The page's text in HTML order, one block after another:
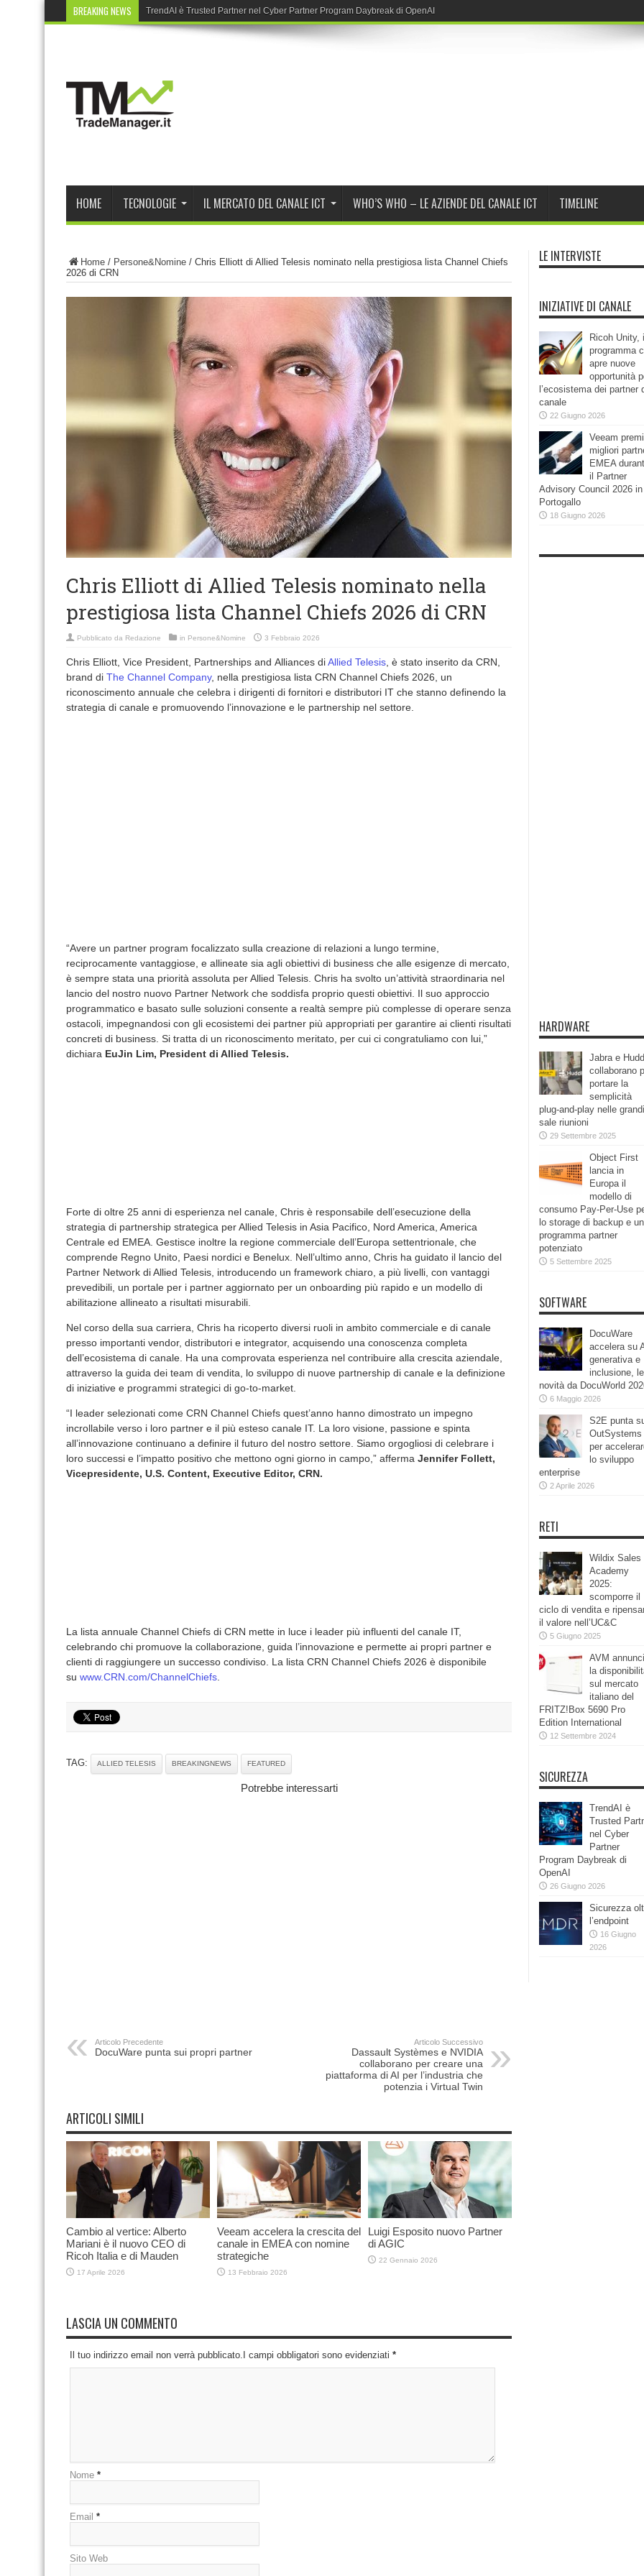
BREAKING NEWS TrendAI è Trusted Partner nel Cyber Partner Program Daybreak di OpenAI
HOME TECNOLOGIE IL MERCATO DEL CANALE ICT WHO’S WHO – LE AZIENDE DEL CANALE ICT TIMELINE
Home / Persone&Nomine / Chris Elliott di Allied Telesis nominato nella prestigiosa lista Channel Chiefs
2026 di CRN
Chris Elliott di Allied Telesis nominato nella
prestigiosa lista Channel Chiefs 2026 di CRN
Pubblicato da Redazione in Persone&Nomine 3 Febbraio 2026
Chris Elliott, Vice President, Partnerships and Alliances diAllied Telesis, è stato inserito da CRN,
brand di The Channel Company, nella prestigiosa lista CRN Channel Chiefs 2026, un
riconoscimento annuale che celebra i dirigenti di fornitori e distributori IT che stanno definendo la
strategia di canale e promuovendo l’innovazione e le partnership nel settore.
“Avere un partner program focalizzato sulla creazione di relazioni a lungo termine,
reciprocamente vantaggiose, e allineate sia agli obiettivi di business che alle esigenze di mercato,
è sempre stata una priorità assoluta per Allied Telesis. Chris ha svolto un’attività straordinaria nel
lancio del nostro nuovo Partner Network che soddisfa proprio questi obiettivi. Il suo approccio
programmatico e basato sulle soluzioni consente a realtà sempre più complesse di operare senza
ostacoli, impegnandosi con gli ecosistemi dei partner più appropriati per garantire ai clienti risultati
concreti di business. Si tratta di un riconoscimento meritato, per cui ci congratuliamo con lui,”
dichiara EuJin Lim, President di Allied Telesis.
Forte di oltre 25 anni di esperienza nel canale, Chris è responsabile dell’esecuzione della
strategia di partnership strategica per Allied Telesis in Asia Pacifico, Nord America, America
Centrale ed EMEA. Gestisce inoltre la regione commerciale dell’Europa settentrionale, che
comprende Regno Unito, Paesi nordici e Benelux. Nell’ultimo anno, Chris ha guidato il lancio del
Partner Network di Allied Telesis, introducendo un framework chiaro, a più livelli, con vantaggi
prevedibili, un portale per i partner aggiornato per un onboarding più rapido e un modello di
abilitazione allineato a risultati misurabili.
Nel corso della sua carriera, Chris ha ricoperto diversi ruoli in ambito commerciale e di canale
presso importanti vendor, distributori e integrator, acquisendo una conoscenza completa
dell’ecosistema di canale. Ha una comprovata esperienza nel contribuire alla crescita aziendale,
attraverso la guida dei team di vendita, lo sviluppo di nuove partnership di canale e la definizione
di iniziative e programmi strategici di go-to-market.
“I leader selezionati come CRN Channel Chiefs quest’anno hanno dimostrato un impegno
incrollabile verso i loro partner e il più esteso canale IT. La loro visione, passione e spinta
all’innovazione continuano a definire il futuro del nostro settore. Siamo orgogliosi di celebrare i
loro successi e l’impatto positivo che mettono ogni giorno in campo,” afferma Jennifer Follett,
Vicepresidente, U.S. Content, Executive Editor, CRN.
La lista annuale Channel Chiefs di CRN mette in luce i leader più influenti del canale IT,
celebrando chi promuove la collaborazione, guida l’innovazione e permette ai propri partner e
clienti di raggiungere un successo condiviso. La lista CRN Channel Chiefs 2026 è disponibile
su www.CRN.com/ChannelChiefs.
TAG: ALLIED TELESIS BREAKINGNEWS FEATURED
Potrebbe interessarti
Articolo Precedente
DocuWare punta sui propri partner
Articolo Successivo
Dassault Systèmes e NVIDIA
collaborano per creare una
piattaforma di AI per l’industria che
potenzia i Virtual Twin
ARTICOLI SIMILI
Cambio al vertice: Alberto
Mariani è il nuovo CEO di
Ricoh Italia e di Mauden
17 Aprile 2026
Veeam accelera la crescita del
canale in EMEA con nomine
strategiche
13 Febbraio 2026
Luigi Esposito nuovo Partner
di AGIC
22 Gennaio 2026
LASCIA UN COMMENTO
Il tuo indirizzo email non verrà pubblicato.I campi obbligatori sono evidenziati *
Nome *
Email *
Sito Web
LE INTERVISTE
INIZIATIVE DI CANALE
Ricoh Unity, il
programma
apre nuove
opportunità
l’ecosistema dei partner
canale
22 Giugno 2026
Veeam
migliori
EMEA
il Partner
Advisory Council 2026 in
Portogallo
18 Giugno 2026
HARDWARE
Jabra e
collaborano
portare la
semplicità
plug-and-play nelle grandi
sale riunioni
29 Settembre 2025
Object First
lancia in
Europa il
modello di
consumo Pay-Per-Use
lo storage di backup e un
programma partner
potenziato
5 Settembre 2025
SOFTWARE
DocuWare
accelera su
generativa e
inclusione, le
novità da DocuWorld
6 Maggio 2026
S2E punta
OutSystems
per
lo sviluppo
enterprise
2 Aprile 2026
RETI
Wildix Sales
Academy
2025:
scomporre il
ciclo di vendita e
il valore nell’UC&C
5 Giugno 2025
AVM
la
sul mercato
italiano del
FRITZ!Box 5690 Pro
Edition International
12 Settembre 2024
SICUREZZA
TrendAI è
Trusted
nel Cyber
Partner
Program Daybreak di
OpenAI
26 Giugno 2026
Sicurezza
l’endpoint
16 Giugno
2026